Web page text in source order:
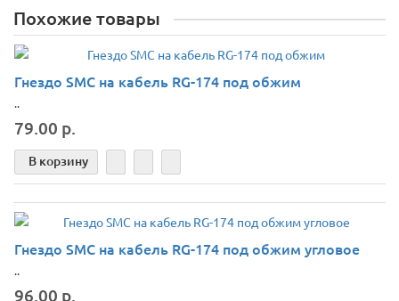
Похожие товары
Гнездо SMС на кабель RG-174 под обжим
..
79.00 р.
В корзину
Гнездо SMС на кабель RG-174 под обжим угловое
..
96.00 р.